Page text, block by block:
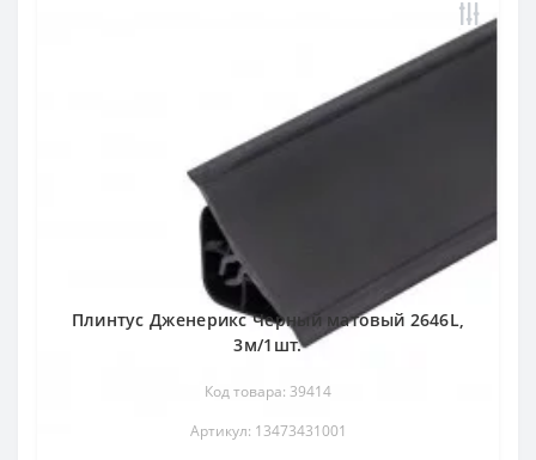
Плинтус Дженерикс Черный матовый 2646L,
3м/1шт.
Код товара: 39414
Артикул: 13473431001